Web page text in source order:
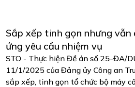
Sắp xếp tinh gọn nhưng
ứng yêu cầu nhiệm vụ
STO - Thực hiện Đề án số 25-ĐA/
11/1/2025 của Đảng ủy Công an
sắp xếp, tinh gọn tổ chức bộ máy